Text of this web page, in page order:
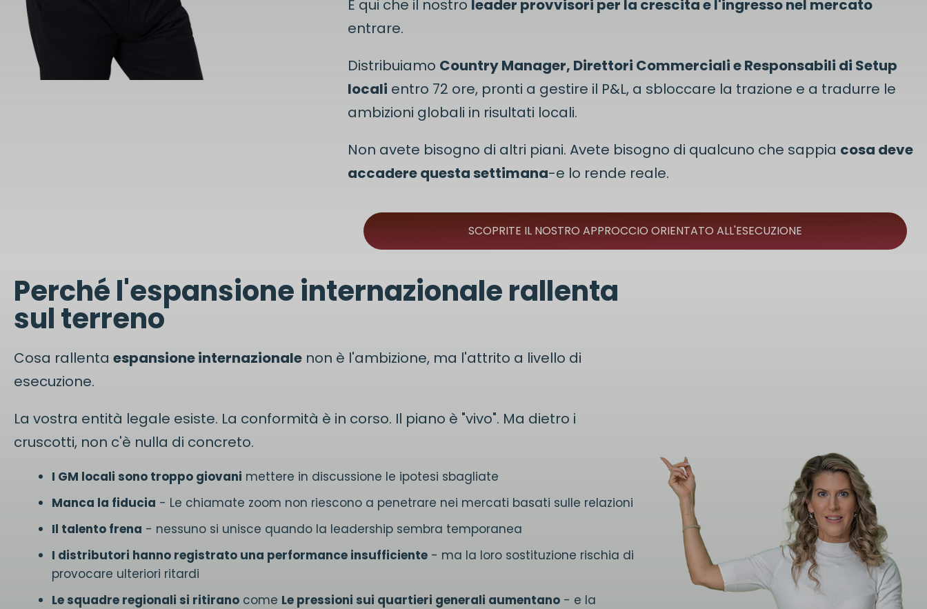
È qui che il nostro leader provvisori per la crescita e l'ingresso nel mercato
entrare.
Distribuiamo Country Manager, Direttori Commerciali e Responsabili di Setup
locali entro 72 ore, pronti a gestire il P&L, a sbloccare la trazione e a tradurre le
ambizioni globali in risultati locali.
Non avete bisogno di altri piani. Avete bisogno di qualcuno che sappia cosa deve
accadere questa settimana-e lo rende reale.
SCOPRITE IL NOSTRO APPROCCIO ORIENTATO ALL'ESECUZIONE
Perché l'espansione internazionale rallenta
sul terreno
Cosa rallenta espansione internazionale non è l'ambizione, ma l'attrito a livello di
esecuzione.
La vostra entità legale esiste. La conformità è in corso. Il piano è "vivo". Ma dietro i
cruscotti, non c'è nulla di concreto.
I GM locali sono troppo giovani mettere in discussione le ipotesi sbagliate
Manca la fiducia - Le chiamate zoom non riescono a penetrare nei mercati basati sulle relazioni
Il talento frena - nessuno si unisce quando la leadership sembra temporanea
I distributori hanno registrato una performance insufficiente - ma la loro sostituzione rischia di
provocare ulteriori ritardi
Le squadre regionali si ritirano come Le pressioni sui quartieri generali aumentano - e la